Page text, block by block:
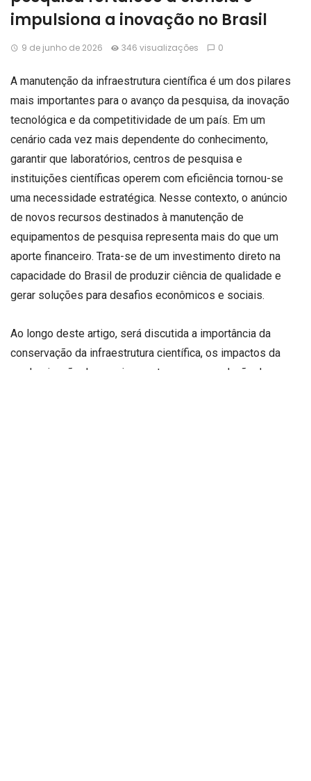
impulsiona a inovação no Brasil
9 de junho de 2026 346 visualizações 0
A manutenção da infraestrutura científica é um dos pilares
mais importantes para o avanço da pesquisa, da inovação
tecnológica e da competitividade de um país. Em um
cenário cada vez mais dependente do conhecimento,
garantir que laboratórios, centros de pesquisa e
instituições científicas operem com eficiência tornou-se
uma necessidade estratégica. Nesse contexto, o anúncio
de novos recursos destinados à manutenção de
equipamentos de pesquisa representa mais do que um
aporte financeiro. Trata-se de um investimento direto na
capacidade do Brasil de produzir ciência de qualidade e
gerar soluções para desafios econômicos e sociais.
Ao longo deste artigo, será discutida a importância da
conservação da infraestrutura científica, os impactos da
modernização dos equipamentos para a produção de